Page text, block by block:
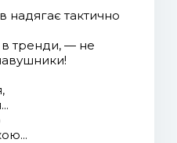
надягає тактично
в тренди, — не